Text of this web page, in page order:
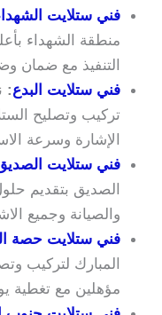
فني ستلايت
منطقة الشهداء
التنفيذ مع ضمان
فني ستلايت البدع:
تركيب وتصليح
الإشارة وسرعة
فني ستلايت
الصديق بتقديم
والصيانة وجميع
فني ستلايت حصة
المبارك لتركيب
مؤهلين مع تغطية